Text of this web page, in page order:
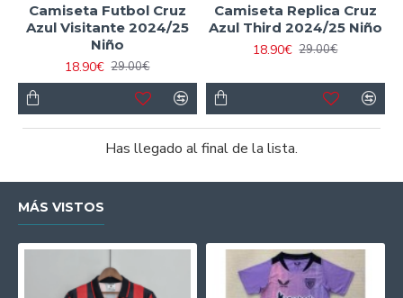
Camiseta Futbol Cruz
Azul Visitante 2024/25
Niño
18.90€ 29.00€
Camiseta Replica Cruz
Azul Third 2024/25 Niño
18.90€ 29.00€
Has llegado al final de la lista.
MÁS VISTOS